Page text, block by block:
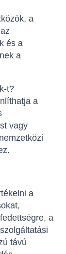
a
és a
a
t?
a
vagy
a
a
távú